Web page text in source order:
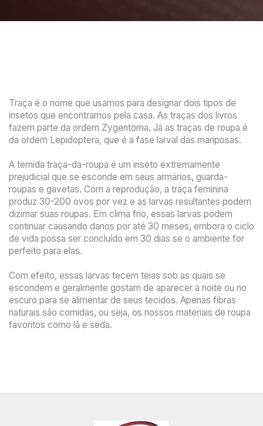
Traça é o nome que usamos para designar dois tipos de
insetos que encontramos pela casa. As traças dos livros
fazem parte da ordem Zygentoma. Já as traças de roupa é
da ordem Lepidoptera, que é a fase larval das mariposas.
A temida traça-da-roupa é um inseto extremamente
prejudicial que se esconde em seus armários, guarda-
roupas e gavetas. Com a reprodução, a traça feminina
produz 30-200 ovos por vez e as larvas resultantes podem
dizimar suas roupas. Em clima frio, essas larvas podem
continuar causando danos por até 30 meses, embora o ciclo
de vida possa ser concluído em 30 dias se o ambiente for
perfeito para elas.
Com efeito, essas larvas tecem teias sob as quais se
escondem e geralmente gostam de aparecer à noite ou no
escuro para se alimentar de seus tecidos. Apenas fibras
naturais são comidas, ou seja, os nossos materiais de roupa
favoritos como lã e seda.